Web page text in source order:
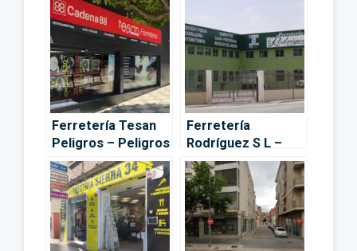
Ferretería Tesan
Peligros – Peligros
Ferretería
Rodríguez S L –
Granada